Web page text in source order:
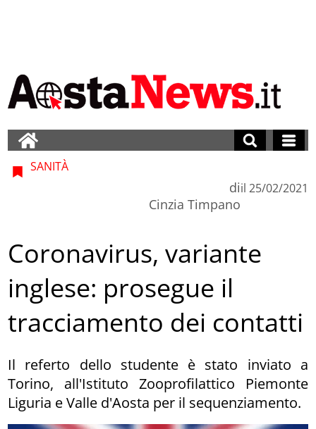
SANITÀ
di
Cinzia Timpano
il 25/02/2021
Coronavirus, variante
inglese: prosegue il
tracciamento dei contatti
Il referto dello studente è stato inviato a
Torino, all'Istituto Zooprofilattico Piemonte
Liguria e Valle d'Aosta per il sequenziamento.